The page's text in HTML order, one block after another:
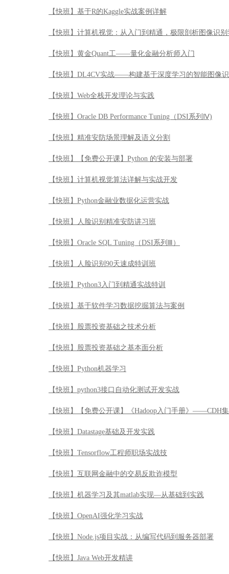
【快班】基于R的Kaggle实战案例详解
【快班】计算机视觉：从入门到精通，极限剖析图像识
【快班】黄金Quant工——量化金融分析师入门
【快班】DL4CV实战——构建基于深度学习的智能图像
【快班】Web全栈开发理论与实践
【快班】Oracle DB Performance Tuning（DSI系列Ⅳ)
【快班】精准安防场景理解及语义分割
【快班】【免费公开课】Python 的安装与部署
【快班】计算机视觉算法详解与实战开发
【快班】Python金融业数据化运营实战
【快班】人脸识别精准安防讲习班
【快班】Oracle SQL Tuning（DSI系列Ⅲ）
【快班】人脸识别90天速成特训班
【快班】Python3入门到精通实战特训
【快班】基于软件学习数据挖掘算法与案例
【快班】股票投资基础之技术分析
【快班】股票投资基础之基本面分析
【快班】Python机器学习
【快班】python3接口自动化测试开发实战
【快班】【免费公开课】《Hadoop入门手册》——CDH
【快班】Datastage基础及开发实践
【快班】Tensorflow工程师职场实战技
【快班】互联网金融中的交易反欺诈模型
【快班】机器学习及其matlab实现—从基础到实践
【快班】OpenAI强化学习实战
【快班】Node.js项目实战：从编写代码到服务器部署
【快班】Java Web开发精讲